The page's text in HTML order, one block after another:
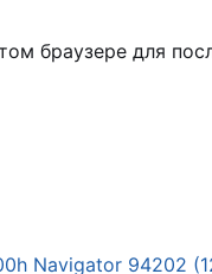
браузере для